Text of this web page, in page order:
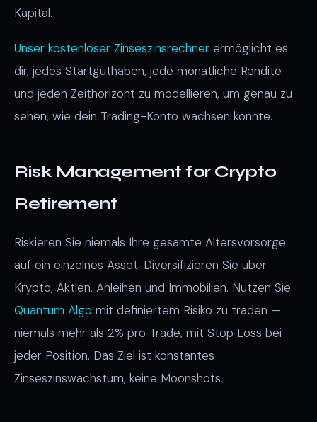
Kapital.
Unser kostenloser Zinseszinsrechner ermöglicht es
dir, jedes Startguthaben, jede monatliche Rendite
und jeden Zeithorizont zu modellieren, um genau zu
sehen, wie dein Trading-Konto wachsen könnte.
Risk Management for Crypto
Retirement
Riskieren Sie niemals Ihre gesamte Altersvorsorge
auf ein einzelnes Asset. Diversifizieren Sie über
Krypto, Aktien, Anleihen und Immobilien. Nutzen Sie
Quantum Algo mit definiertem Risiko zu traden —
niemals mehr als 2% pro Trade, mit Stop Loss bei
jeder Position. Das Ziel ist konstantes
Zinseszinswachstum, keine Moonshots.